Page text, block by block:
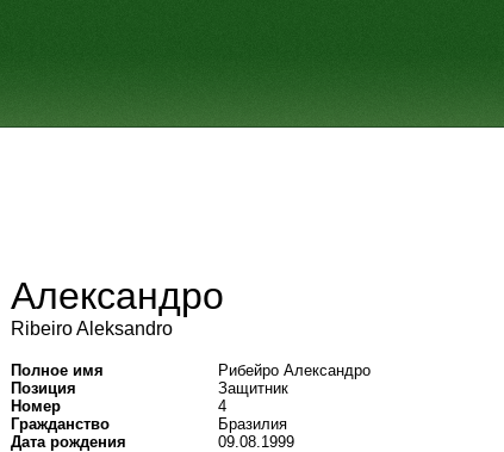
Александро
Ribeiro Aleksandro
Полное имя
Рибейро Александро
Позиция
Защитник
Номер
4
Гражданство
Бразилия
Дата рождения
09.08.1999